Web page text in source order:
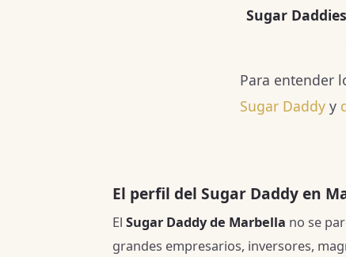
Sugar Daddies
Para entender
Sugar Daddyy
El perfil del Sugar Daddy en
El Sugar Daddy de Marbella no se
grandes empresarios, inversores,